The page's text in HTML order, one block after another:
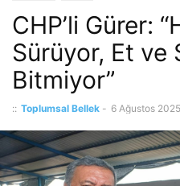
CHP’li Gürer:
Sürüyor, Et ve
Bitmiyor”
:: Toplumsal Bellek - 6 Ağustos 2025